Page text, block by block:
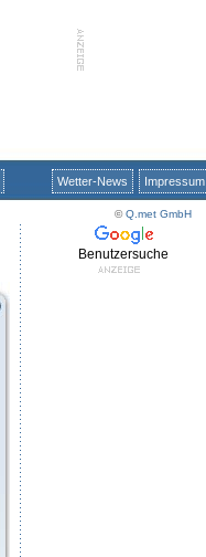
Wetter-News Impressum
©Q.met GmbH
Benutzersuche